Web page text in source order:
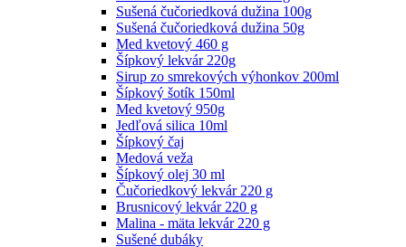
Sušená čučoriedková dužina 100g
Sušená čučoriedková dužina 50g
Med kvetový 460 g
Šípkový lekvár 220g
Sirup zo smrekových výhonkov 200ml
Šípkový šotík 150ml
Med kvetový 950g
Jedľová silica 10ml
Šípkový čaj
Medová veža
Šípkový olej 30 ml
Čučoriedkový lekvár 220 g
Brusnicový lekvár 220 g
Malina - mäta lekvár 220 g
Sušené dubáky